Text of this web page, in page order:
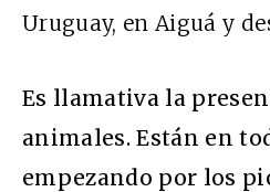
Uruguay, en Aiguá y
Es llamativa la
animales. Están en
empezando por los